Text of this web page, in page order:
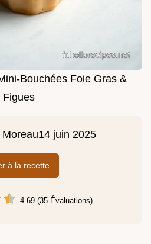
Bouchées Foie Gras &
Figues
14 juin 2025
à la recette
4.69 (35 Évaluations)